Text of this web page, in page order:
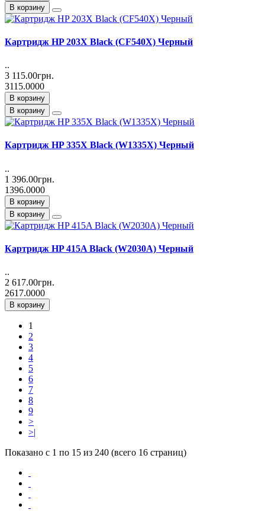
В корзину
Картридж HP 203X Black (CF540X) Черный
..
3 115.00грн.
3115.0000
В корзину
В корзину
Картридж HP 335X Black (W1335X) Черный
..
1 396.00грн.
1396.0000
В корзину
В корзину
Картридж HP 415A Black (W2030A) Черный
..
2 617.00грн.
2617.0000
В корзину
1
2
3
4
5
6
7
8
9
>
>|
Показано с 1 по 15 из 240 (всего 16 страниц)